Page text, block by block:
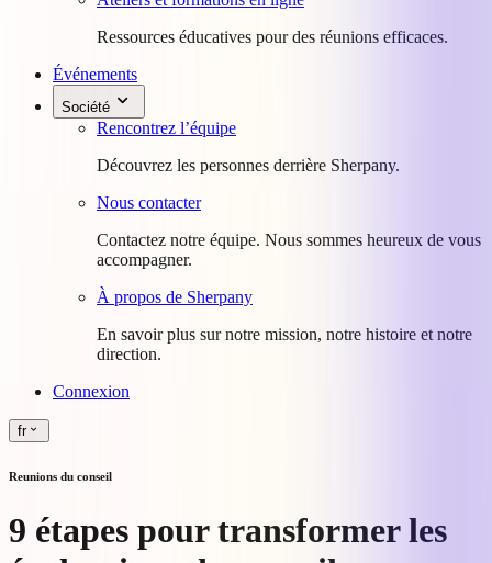
Ressources éducatives pour des réunions efficaces.
Événements
Société
Rencontrez l’équipe
Découvrez les personnes derrière Sherpany.
Nous contacter
Contactez notre équipe. Nous sommes heureux de vous
accompagner.
À propos de Sherpany
En savoir plus sur notre mission, notre histoire et notre
direction.
Connexion
fr
Reunions du conseil
9 étapes pour transformer les